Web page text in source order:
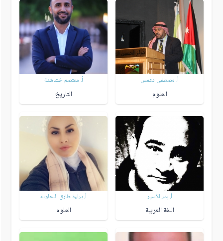
أ. مصطفى دعمس
العلوم
أ. معتصم خشاشنة
التاريخ
أ. بدر الأسير
اللغة العربية
أ. براءة طارق اللحاوية
العلوم